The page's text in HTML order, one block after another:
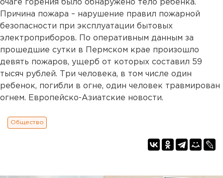
очаге горения было обнаружено тело ребенка.
Причина пожара – нарушение правил пожарной
безопасности при эксплуатации бытовых
электроприборов. По оперативным данным за
прошедшие сутки в Пермском крае произошло
девять пожаров, ущерб от которых составил 59
тысяч рублей. Три человека, в том числе один
ребенок, погибли в огне, один человек травмирован
огнем. Европейско-Азиатские новости.
Общество